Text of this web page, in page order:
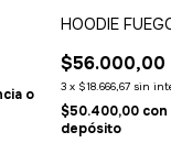
o
HOODIE
$56.000,00
3 x $18.666,67 sin
$50.400,00 con
depósito